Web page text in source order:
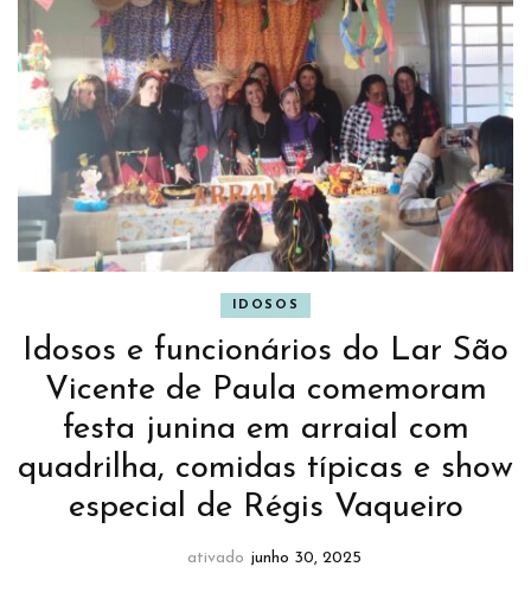
IDOSOS
Idosos e funcionários do Lar São
Vicente de Paula comemoram
festa junina em arraial com
quadrilha, comidas típicas e show
especial de Régis Vaqueiro
ativado junho 30, 2025